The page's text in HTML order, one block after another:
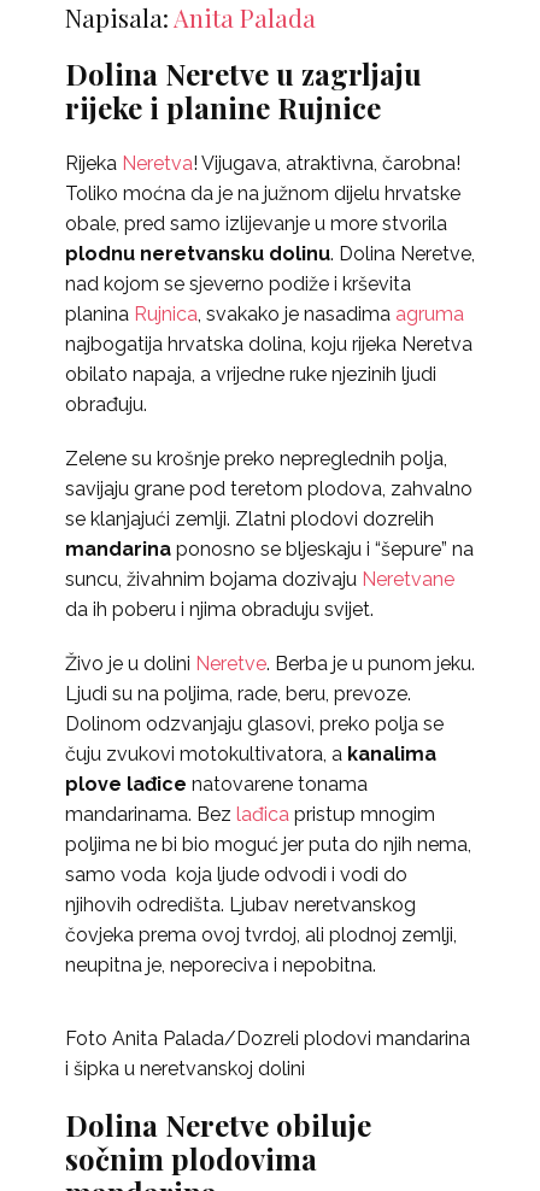
Napisala: Anita Palada
Dolina Neretve u zagrljaju
rijeke i planine Rujnice
Rijeka Neretva! Vijugava, atraktivna, čarobna!
Toliko moćna da je na južnom dijelu hrvatske
obale, pred samo izlijevanje u more stvorila
plodnu neretvansku dolinu. Dolina Neretve,
nad kojom se sjeverno podiže i krševita
planina Rujnica, svakako je nasadima agruma
najbogatija hrvatska dolina, koju rijeka Neretva
obilato napaja, a vrijedne ruke njezinih ljudi
obrađuju.
Zelene su krošnje preko nepreglednih polja,
savijaju grane pod teretom plodova, zahvalno
se klanjajući zemlji. Zlatni plodovi dozrelih
mandarina ponosno se bljeskaju i “šepure” na
suncu, živahnim bojama dozivaju Neretvane
da ih poberu i njima obraduju svijet.
Živo je u dolini Neretve. Berba je u punom jeku.
Ljudi su na poljima, rade, beru, prevoze.
Dolinom odzvanjaju glasovi, preko polja se
čuju zvukovi motokultivatora, a kanalima
plove lađice natovarene tonama
mandarinama. Bez lađica pristup mnogim
poljima ne bi bio moguć jer puta do njih nema,
samo voda koja ljude odvodi i vodi do
njihovih odredišta. Ljubav neretvanskog
čovjeka prema ovoj tvrdoj, ali plodnoj zemlji,
neupitna je, neporeciva i nepobitna.
Foto Anita Palada/Dozreli plodovi mandarina
i šipka u neretvanskoj dolini
Dolina Neretve obiluje
sočnim plodovima